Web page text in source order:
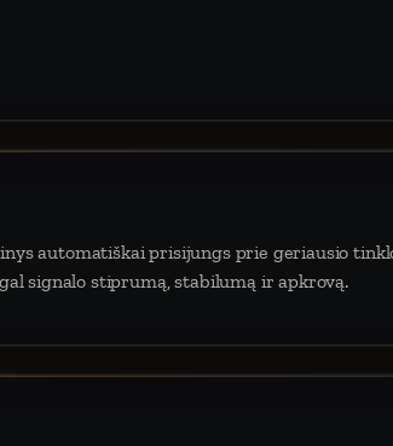
automatiškai prisijungs prie geriausio
signalo stiprumą, stabilumą ir apkrovą.